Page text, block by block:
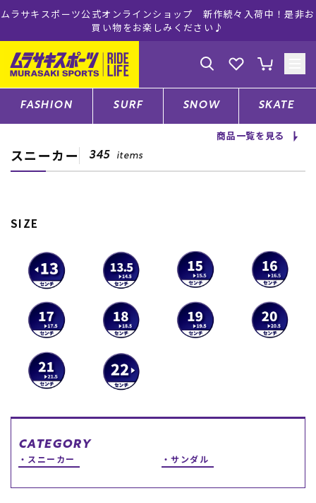
ムラサキスポーツ公式オンラインショップ 新作続々入荷中！是非お
買い物をお楽しみください♪
ゲスト様
ログイン 会員登録
店舗一覧
ファッションTOP
サーフTOP
スノーTOP
スケートTOP
CONTENTS
FASHION SURF SNOW SKATE
商品一覧を見る
スニーカー 345 items
SIZE
CATEGORY
スニーカー
サンダル